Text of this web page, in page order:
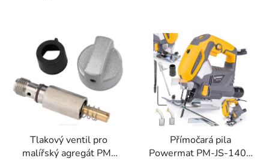
Tlakový ventil pro
malířský agregát PM-
Přímočará pila
Powermat PM-JS-1400